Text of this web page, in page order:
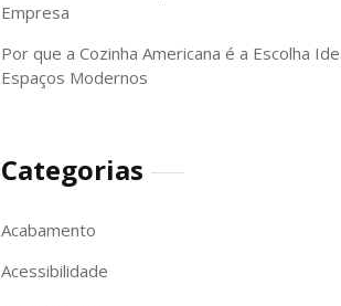
Empresa
Por que a Cozinha Americana é a Escolha
Espaços Modernos
Categorias
Acabamento
Acessibilidade